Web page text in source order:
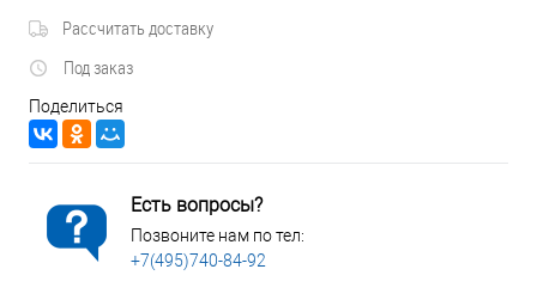
Рассчитать доставку
Под заказ
Поделиться
Есть вопросы?
Позвоните нам по тел:
+7(495)740-84-92